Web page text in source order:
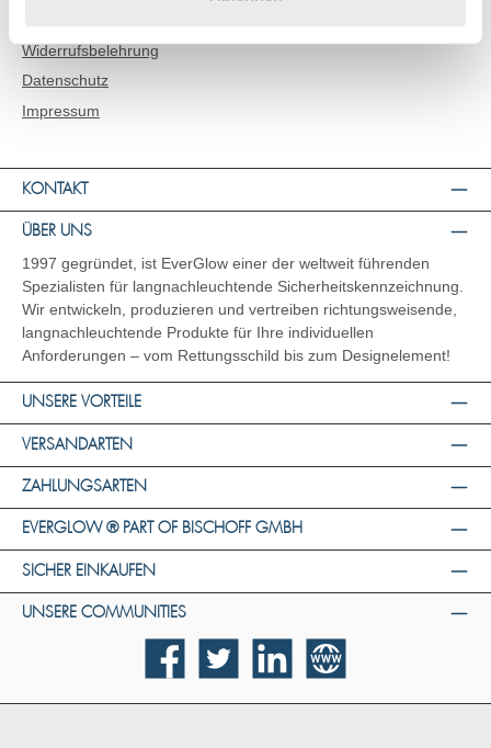
Widerrufsbelehrung
Datenschutz
Impressum
KONTAKT
ÜBER UNS
1997 gegründet, ist EverGlow einer der weltweit führenden
Spezialisten für langnachleuchtende Sicherheitskennzeichnung.
Wir entwickeln, produzieren und vertreiben richtungsweisende,
langnachleuchtende Produkte für Ihre individuellen
Anforderungen – vom Rettungsschild bis zum Designelement!
UNSERE VORTEILE
VERSANDARTEN
ZAHLUNGSARTEN
EVERGLOW ® PART OF BISCHOFF GMBH
SICHER EINKAUFEN
UNSERE COMMUNITIES
FacebookTwitter LinkedIn Website